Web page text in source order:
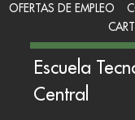
OFERTAS DE EMPLEO
Escuela
Central